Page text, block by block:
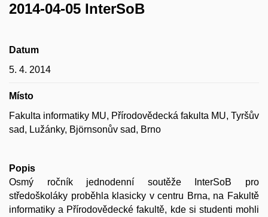
2014-04-05 InterSoB
Datum
5. 4. 2014
Místo
Fakulta informatiky MU, Přírodovědecká fakulta MU, Tyršův
sad, Lužánky, Björnsonův sad, Brno
Popis
Osmý ročník jednodenní soutěže InterSoB pro
středoškoláky proběhla klasicky v centru Brna, na Fakultě
informatiky a Přírodovědecké fakultě, kde si studenti mohli